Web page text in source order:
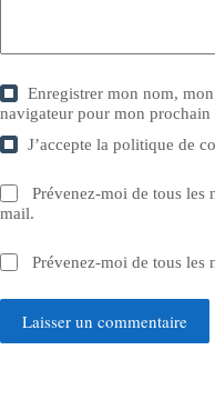
Enregistrer mon nom,
navigateur pour mon prochain
J’accepte lapolitique de
Prévenez-moi de tous les
mail.
Prévenez-moi de tous les
Laisser un commentaire